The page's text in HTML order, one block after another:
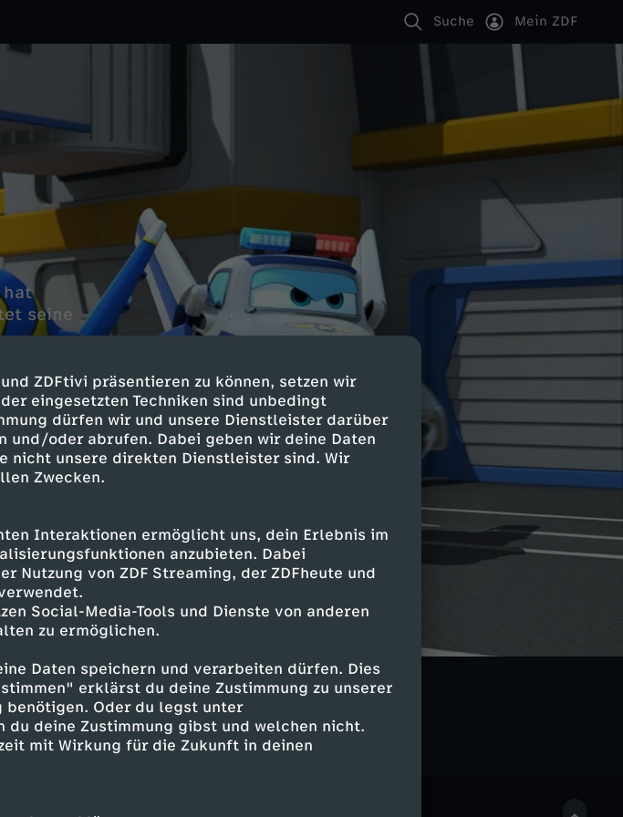
ZDFtivi präsentieren zu können, setzen wir
eingesetzten Techniken sind unbedingt
dürfen wir und unsere Dienstleister darüber
und/oder abrufen. Dabei geben wir deine Daten
nicht unsere direkten Dienstleister sind. Wir
Zwecken.
Interaktionen ermöglicht uns, dein Erlebnis im
anzubieten. Dabei
Nutzung von ZDF Streaming, der ZDFheute und
Social-Media-Tools und Dienste von anderen
zu ermöglichen.
Daten speichern und verarbeiten dürfen. Dies
erklärst du deine Zustimmung zu unserer
Oder du legst unter
deine Zustimmung gibst und welchen nicht.
mit Wirkung für die Zukunft in deinen
Suche Mein ZDF
hat
seine
Untertitel Super Wings